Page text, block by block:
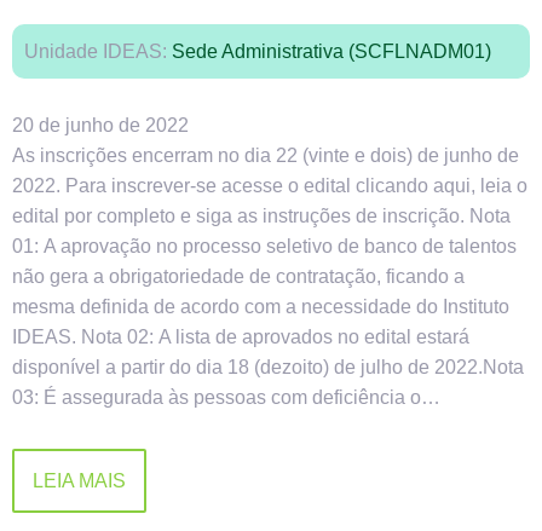
Unidade IDEAS: Sede Administrativa (SCFLNADM01)
20 de junho de 2022
As inscrições encerram no dia 22 (vinte e dois) de junho de
2022. Para inscrever-se acesse o edital clicando aqui, leia o
edital por completo e siga as instruções de inscrição. Nota
01: A aprovação no processo seletivo de banco de talentos
não gera a obrigatoriedade de contratação, ficando a
mesma definida de acordo com a necessidade do Instituto
IDEAS. Nota 02: A lista de aprovados no edital estará
disponível a partir do dia 18 (dezoito) de julho de 2022.Nota
03: É assegurada às pessoas com deficiência o…
LEIA MAIS